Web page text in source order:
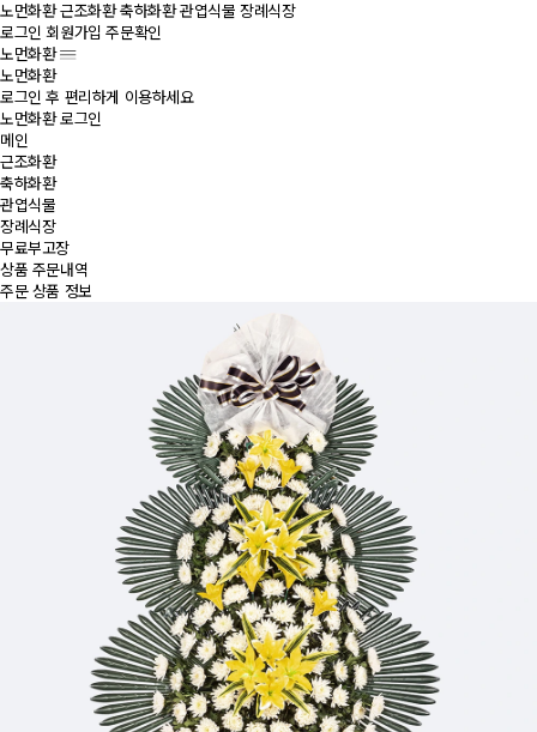
노먼화환근조화환축하화환관엽식물 장례식장
로그인 회원가입 주문확인
노먼화환
노먼화환
로그인 후 편리하게 이용하세요
노먼화환 로그인
메인
근조화환
축하화환
관엽식물
장례식장
무료부고장
상품 주문내역
주문 상품 정보